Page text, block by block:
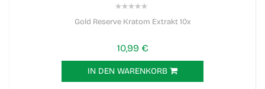
Gold Reserve Kratom Extrakt 10x
10,99 €
IN DEN WARENKORB